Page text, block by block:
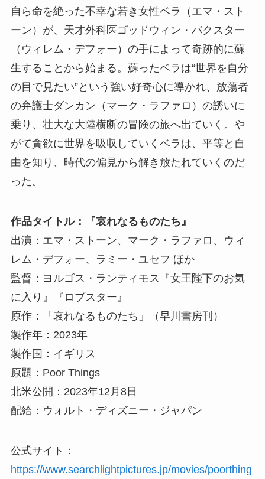
自ら命を絶った不幸な若き女性ベラ（エマ・スト
ーン）が、天才外科医ゴッドウィン・バクスター
（ウィレム・デフォー）の手によって奇跡的に蘇
生することから始まる。蘇ったベラは“世界を自分
の目で見たい”という強い好奇心に導かれ、放蕩者
の弁護士ダンカン（マーク・ラファロ）の誘いに
乗り、壮大な大陸横断の冒険の旅へ出ていく。や
がて貪欲に世界を吸収していくベラは、平等と自
由を知り、時代の偏見から解き放たれていくのだ
った。
作品タイトル：『哀れなるものたち』
出演：エマ・ストーン、マーク・ラファロ、ウィ
レム・デフォー、ラミー・ユセフ ほか
監督：ヨルゴス・ランティモス『女王陛下のお気
に入り』『ロブスター』
原作：「哀れなるものたち」（早川書房刊）
製作年：2023年
製作国：イギリス
原題：Poor Things
北米公開：2023年12月8日
配給：ウォルト・ディズニー・ジャパン
公式サイト：
https://www.searchlightpictures.jp/movies/poorthing